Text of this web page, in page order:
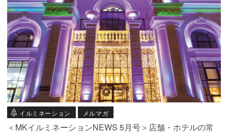
イルミネーション メルマガ
＜MKイルミネーションNEWS 5月号＞店舗・ホテルの常